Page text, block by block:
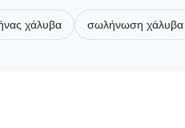
χάλυβα σωλήνωση χάλυβα